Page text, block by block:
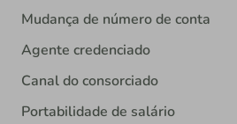
Mudança de número de conta
Agente credenciado
Canal do consorciado
Portabilidade de salário